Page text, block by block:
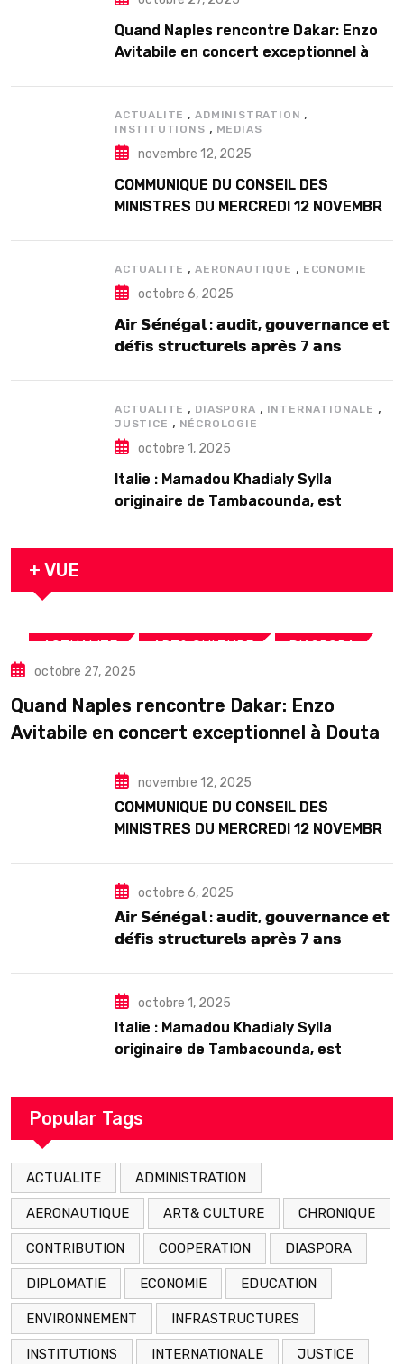
Quand Naples rencontre Dakar: Enzo
Avitabile en concert exceptionnel à
ACTUALITE ,ADMINISTRATION ,
INSTITUTIONS , MEDIAS
novembre 12, 2025
COMMUNIQUE DU CONSEIL DES
MINISTRES DU MERCREDI 12 NOVEMBRE
ACTUALITE ,AERONAUTIQUE , ECONOMIE
octobre 6, 2025
𝗔𝗶𝗿 𝗦𝗲́𝗻𝗲́𝗴𝗮𝗹 : 𝗮𝘂𝗱𝗶𝘁, 𝗴𝗼𝘂𝘃𝗲𝗿𝗻𝗮𝗻𝗰𝗲 𝗲𝘁
𝗱𝗲́𝗳𝗶𝘀 𝘀𝘁𝗿𝘂𝗰𝘁𝘂𝗿𝗲𝗹𝘀 𝗮𝗽𝗿𝗲̀𝘀 7 𝗮𝗻𝘀
ACTUALITE , DIASPORA , INTERNATIONALE ,
JUSTICE , NÉCROLOGIE
octobre 1, 2025
Italie : Mamadou Khadialy Sylla
originaire de Tambacounda, est
arrestation
+ VUE
ACTUALITE ART& CULTURE DIASPORA
TOURISME
octobre 27, 2025
Quand Naples rencontre Dakar: Enzo
Avitabile en concert exceptionnel à Douta
novembre 12, 2025
COMMUNIQUE DU CONSEIL DES
MINISTRES DU MERCREDI 12 NOVEMBRE
octobre 6, 2025
𝗔𝗶𝗿 𝗦𝗲́𝗻𝗲́𝗴𝗮𝗹 : 𝗮𝘂𝗱𝗶𝘁, 𝗴𝗼𝘂𝘃𝗲𝗿𝗻𝗮𝗻𝗰𝗲 𝗲𝘁
𝗱𝗲́𝗳𝗶𝘀 𝘀𝘁𝗿𝘂𝗰𝘁𝘂𝗿𝗲𝗹𝘀 𝗮𝗽𝗿𝗲̀𝘀 7 𝗮𝗻𝘀
octobre 1, 2025
Italie : Mamadou Khadialy Sylla
originaire de Tambacounda, est
arrestation
Popular Tags
ACTUALITE ADMINISTRATION
AERONAUTIQUE ART& CULTURE CHRONIQUE
CONTRIBUTION COOPERATION DIASPORA
DIPLOMATIE ECONOMIE EDUCATION
ENVIRONNEMENT INFRASTRUCTURES
INSTITUTIONS INTERNATIONALE JUSTICE